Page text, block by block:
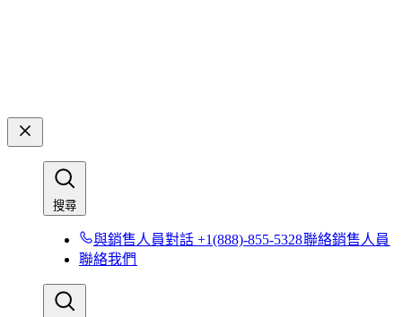
搜尋​​
與銷售人員對話 +1(888)-855-5328​​聯絡銷售人員​​
聯絡我們​​